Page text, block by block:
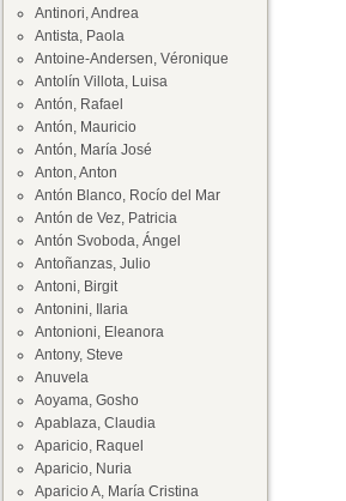
Antinori, Andrea
Antista, Paola
Antoine-Andersen, Véronique
Antolín Villota, Luisa
Antón, Rafael
Antón, Mauricio
Antón, María José
Anton, Anton
Antón Blanco, Rocío del Mar
Antón de Vez, Patricia
Antón Svoboda, Ángel
Antoñanzas, Julio
Antoni, Birgit
Antonini, Ilaria
Antonioni, Eleanora
Antony, Steve
Anuvela
Aoyama, Gosho
Apablaza, Claudia
Aparicio, Raquel
Aparicio, Nuria
Aparicio A, María Cristina